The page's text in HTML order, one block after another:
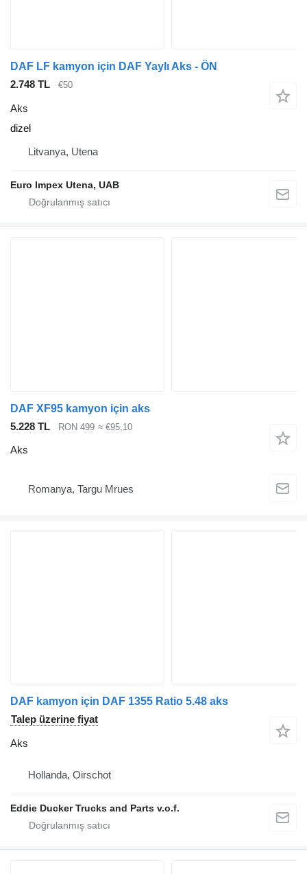
DAF LF kamyon için DAF Yaylı Aks - ÖN
2.748 TL
€50
Aks
dizel
Litvanya, Utena
Euro Impex Utena, UAB
DAF XF95 kamyon için aks
5.228 TL
RON 499 ≈ €95,10
Aks
Romanya, Targu Mrues
DAF kamyon için DAF 1355 Ratio 5.48 aks
Talep üzerine fiyat
Aks
Hollanda, Oirschot
Eddie Ducker Trucks and Parts v.o.f.